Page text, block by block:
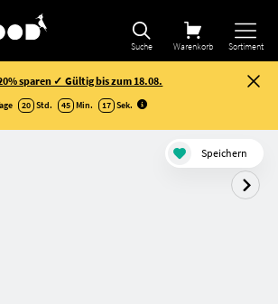
Suche Warenkorb Sortiment
sparen ✓ Gültig bis zum 18.08.
20 Std. 45 Min. 16 Sek.
Speichern